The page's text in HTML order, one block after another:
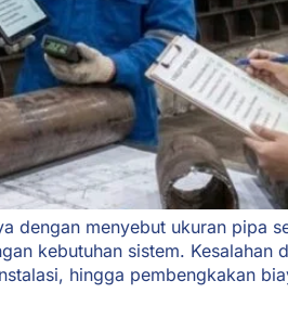
dengan menyebut ukuran pipa
kebutuhan sistem. Kesalahan
hingga pembengkakan